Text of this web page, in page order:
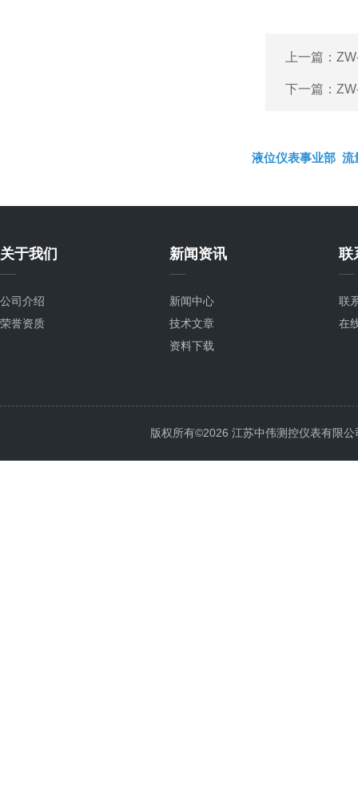
上一篇：
下一篇：
液位仪表事业部 流
关于我们
公司介绍
荣誉资质
新闻资讯
新闻中心
技术文章
资料下载
联
联
在
版权所有©2026 江苏中伟测控仪表有限